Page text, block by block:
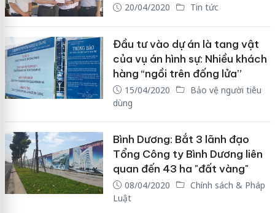
20/04/2020 Tin tức
Đầu tư vào dự án là tang vật
của vụ án hình sự: Nhiều khách
hàng “ngồi trên đống lửa”
15/04/2020
Bảo vệ người tiêu
dùng
Bình Dương: Bắt 3 lãnh đạo
Tổng Công ty Bình Dương liên
quan đến 43 ha "đất vàng"
08/04/2020
Chính sách & Pháp
Luật